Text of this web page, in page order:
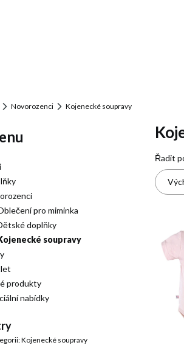
Novorozenci Kojenecké soupravy
pro miminka
doplňky
soupravy
produkty
nabídky
Kojenecké soupravy
Řadit